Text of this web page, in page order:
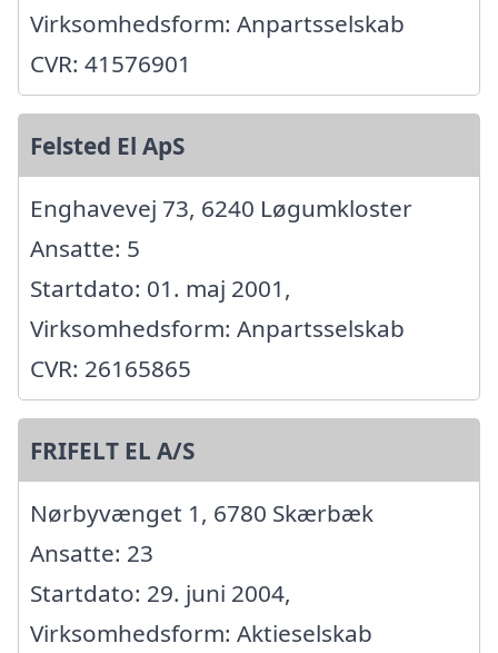
Virksomhedsform: Anpartsselskab
CVR: 41576901
Felsted El ApS
Enghavevej 73, 6240 Løgumkloster
Ansatte: 5
Startdato: 01. maj 2001,
Virksomhedsform: Anpartsselskab
CVR: 26165865
FRIFELT EL A/S
Nørbyvænget 1, 6780 Skærbæk
Ansatte: 23
Startdato: 29. juni 2004,
Virksomhedsform: Aktieselskab